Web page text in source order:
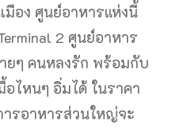
อง ศูนย์อาหารแห่งนี้
2 ศูนย์อาหาร
ยๆ คนหลงรัก พร้อมกับ
อไหนๆ อิ่มได้ ในราคา
ารอาหารส่วนใหญ่จะ